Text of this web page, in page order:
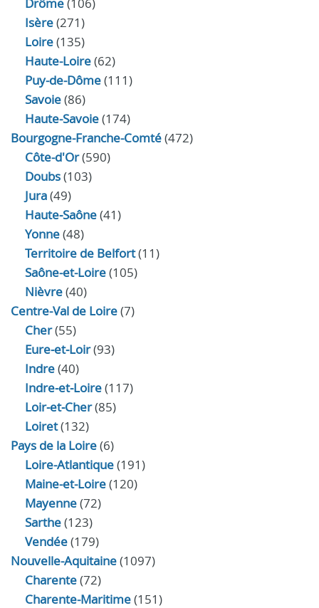
Isère(271)
Loire(135)
Haute-Loire(62)
Puy-de-Dôme(111)
Savoie(86)
Haute-Savoie(174)
Bourgogne-Franche-Comté(472)
Côte-d'Or(590)
Doubs(103)
Jura(49)
Haute‑Saône(41)
Yonne(48)
Territoire de Belfort(11)
Saône-et-Loire(105)
Nièvre(40)
Centre-Val de Loire(7)
Cher(55)
Eure‑et‑Loir(93)
Indre(40)
Indre‑et‑Loire(117)
Loir‑et‑Cher(85)
Loiret(132)
Pays de la Loire(6)
Loire-Atlantique(191)
Maine-et-Loire(120)
Mayenne(72)
Sarthe(123)
Vendée(179)
Nouvelle-Aquitaine(1097)
Charente(72)
Charente-Maritime(151)